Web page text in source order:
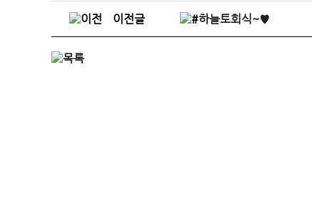
이전글 하늘토회식~♥